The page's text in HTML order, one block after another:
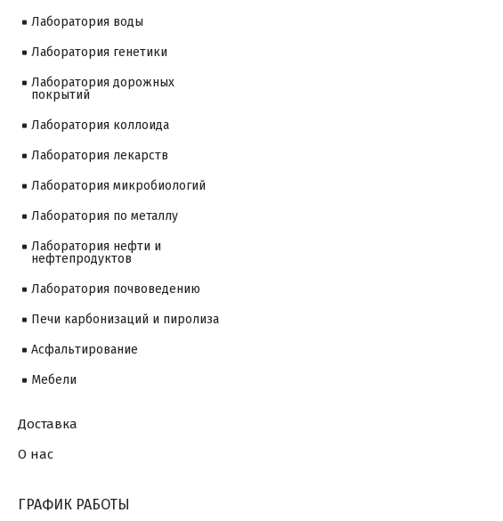
Лаборатория воды
Лаборатория генетики
Лаборатория дорожных
покрытий
Лаборатория коллоида
Лаборатория лекарств
Лаборатория микробиологий
Лаборатория по металлу
Лаборатория нефти и
нефтепродуктов
Лаборатория почвоведению
Печи карбонизаций и пиролиза
Асфальтирование
Мебели
Доставка
О нас
ГРАФИК РАБОТЫ